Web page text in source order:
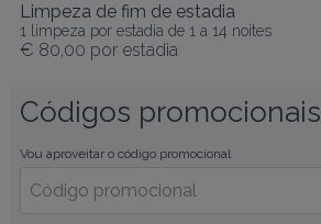
Limpeza de fim de estadia
1 limpeza por estadia de 1 a 14 noites
€ 80,00 por estadia
Códigos promocionais
Vou aproveitar o código promocional